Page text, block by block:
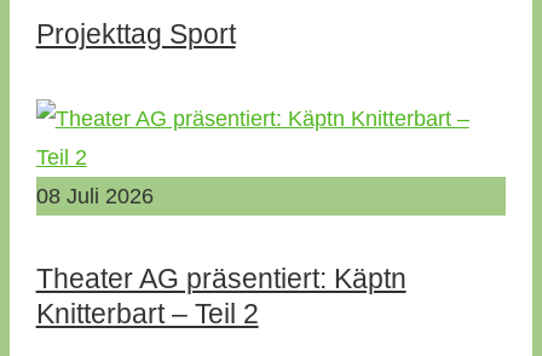
Projekttag Sport
08 Juli 2026
Theater AG präsentiert: Käptn
Knitterbart – Teil 2